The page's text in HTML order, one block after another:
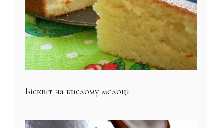
Бісквіт на кислому молоці